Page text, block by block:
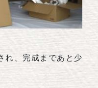
れ、完成まであと少